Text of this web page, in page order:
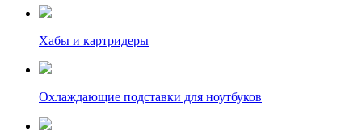
Хабы и картридеры
Охлаждающие подставки для ноутбуков